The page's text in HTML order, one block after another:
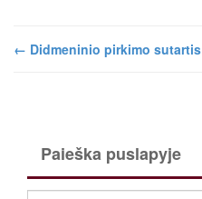
← Didmeninio pirkimo sutartis
Paieška puslapyje